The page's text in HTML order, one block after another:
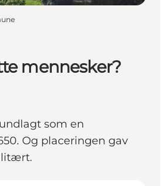
mennesker?
som en
Og placeringen gav